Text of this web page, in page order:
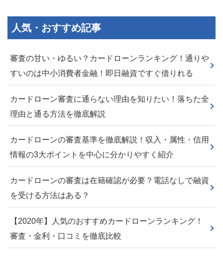
人気・おすすめ記事
審査の甘い・ゆるい？カードローンランキング！通りや
すいのは中小消費者金融！即日融資ですぐ借りれる
カードローン審査に通らない理由を知りたい！落ちた全
理由と通る方法を徹底解説
カードローンの審査基準を徹底解説！収入・属性・信用
情報の3大ポイントを中心に分かりやすく紹介
カードローンの審査は在籍確認が必要？電話なしで融資
を受ける方法はある？
【2020年】人気のおすすめカードローンランキング！
審査・金利・口コミを徹底比較